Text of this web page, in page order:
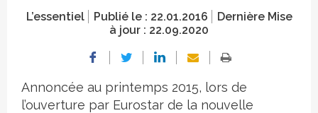
L’essentiel Publié le : 22.01.2016
Dernière Mise
à jour : 22.09.2020
Annoncée au printemps 2015, lors de
l’ouverture par Eurostar de la nouvelle